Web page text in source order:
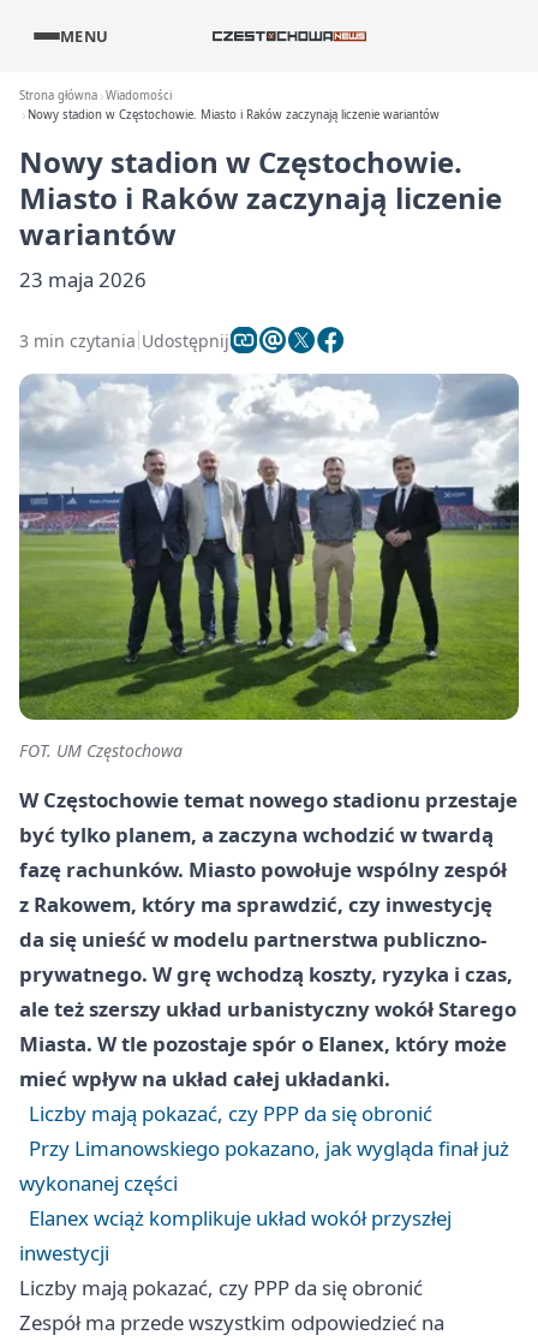
MENU
Strona główna Wiadomości
Nowy stadion w Częstochowie. Miasto i Raków zaczynają liczenie wariantów
Nowy stadion w Częstochowie.
Miasto i Raków zaczynają liczenie
wariantów
23 maja 2026
3 min czytania Udostępnij
FOT. UM Częstochowa
W Częstochowie temat nowego stadionu przestaje
być tylko planem, a zaczyna wchodzić w twardą
fazę rachunków. Miasto powołuje wspólny zespół
z Rakowem, który ma sprawdzić, czy inwestycję
da się unieść w modelu partnerstwa publiczno-
prywatnego. W grę wchodzą koszty, ryzyka i czas,
ale też szerszy układ urbanistyczny wokół Starego
Miasta. W tle pozostaje spór o Elanex, który może
mieć wpływ na układ całej układanki.
Liczby mają pokazać, czy PPP da się obronić
Przy Limanowskiego pokazano, jak wygląda finał już
wykonanej części
Elanex wciąż komplikuje układ wokół przyszłej
inwestycji
Liczby mają pokazać, czy PPP da się obronić
Zespół ma przede wszystkim odpowiedzieć na